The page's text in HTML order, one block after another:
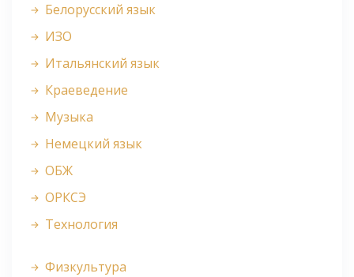
Белорусский язык
ИЗО
Итальянский язык
Краеведение
Музыка
Немецкий язык
ОБЖ
ОРКСЭ
Технология
Физкультура